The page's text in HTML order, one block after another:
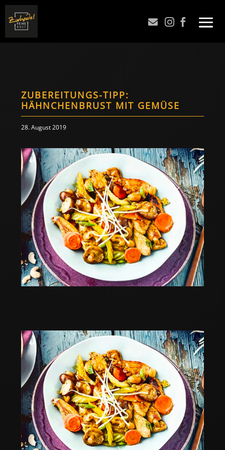
  
ZUBEREITUNGS-TIPP:
HÄHNCHENBRUST MIT GEMÜSE
28. August 2019